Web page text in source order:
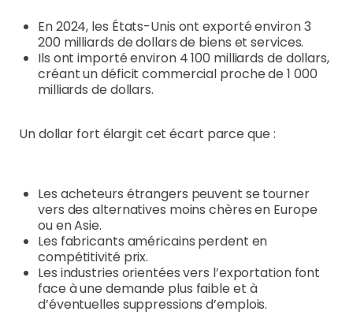
En 2024, les États-Unis ont exporté environ 3
200 milliards de dollars de biens et services.
Ils ont importé environ 4 100 milliards de dollars,
créant un déficit commercial proche de 1 000
milliards de dollars.
Un dollar fort élargit cet écart parce que :
Les acheteurs étrangers peuvent se tourner
vers des alternatives moins chères en Europe
ou en Asie.
Les fabricants américains perdent en
compétitivité prix.
Les industries orientées vers l’exportation font
face à une demande plus faible et à
d’éventuelles suppressions d’emplois.